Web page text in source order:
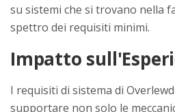
su sistemi che si trovano nella
spettro dei requisiti minimi.
Impatto
I requisiti di sistema di
supportare non solo le